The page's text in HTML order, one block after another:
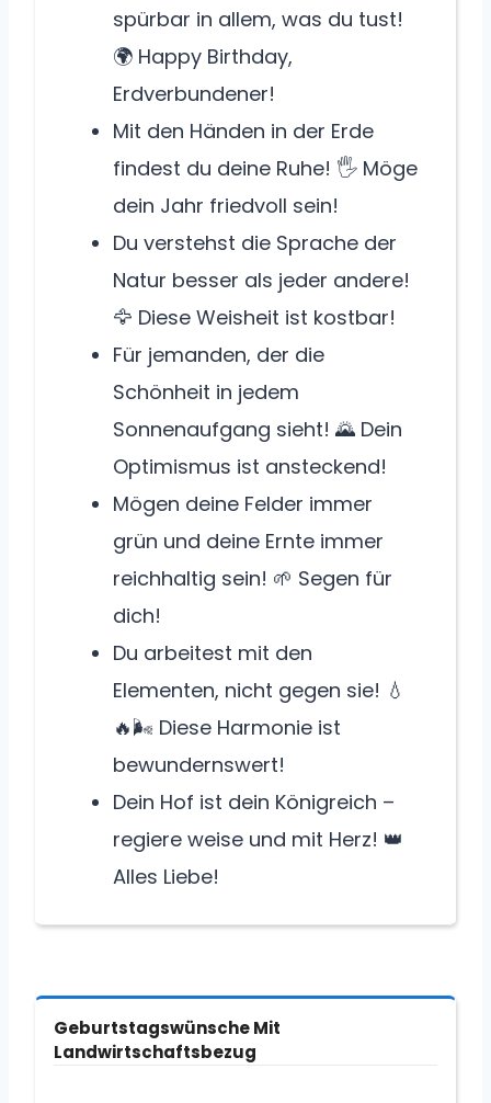
spürbar in allem, was du tust!
🌍 Happy Birthday,
Erdverbundener!
Mit den Händen in der Erde
findest du deine Ruhe! 🖐️ Möge
dein Jahr friedvoll sein!
Du verstehst die Sprache der
Natur besser als jeder andere!
🦅 Diese Weisheit ist kostbar!
Für jemanden, der die
Schönheit in jedem
Sonnenaufgang sieht! 🌄 Dein
Optimismus ist ansteckend!
Mögen deine Felder immer
grün und deine Ernte immer
reichhaltig sein! 🌱 Segen für
dich!
Du arbeitest mit den
Elementen, nicht gegen sie! 💧
🔥🌬️ Diese Harmonie ist
bewundernswert!
Dein Hof ist dein Königreich –
regiere weise und mit Herz! 👑
Alles Liebe!
Geburtstagswünsche Mit
Landwirtschaftsbezug